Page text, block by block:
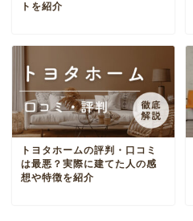
トを紹介
トヨタホームの評判・口コミ
は最悪？実際に建てた人の感
想や特徴を紹介